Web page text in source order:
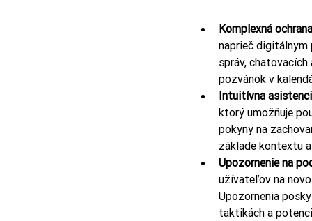
Komplexná
naprieč digitálnym
správ,
pozvánok v
Intuitívna
ktorý umožňuje
pokyny na
základe kontextu
Upozornenie na
užívateľov na
Upozornenia
taktikách a